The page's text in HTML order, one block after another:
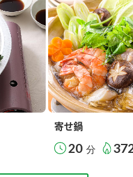
寄せ鍋
20 分